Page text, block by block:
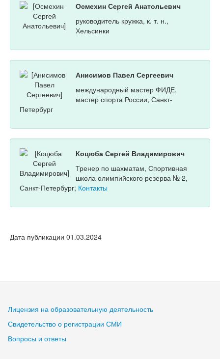
Осмехин Сергей Анатольевич
руководитель кружка, к. т. н.,
Хельсинки
Анисимов Павел Сергеевич
международный мастер ФИДЕ,
мастер спорта России, Санкт-
Петербург
Коцюба Сергей Владимирович
Тренер по шахматам, Спортивная
школа олимпийского резерва № 2,
Санкт-Петербург; Контакты
Дата публикации 01.03.2024
Лицензия на образовательную деятельность
Свидетельство о регистрации СМИ
Вопросы и ответы